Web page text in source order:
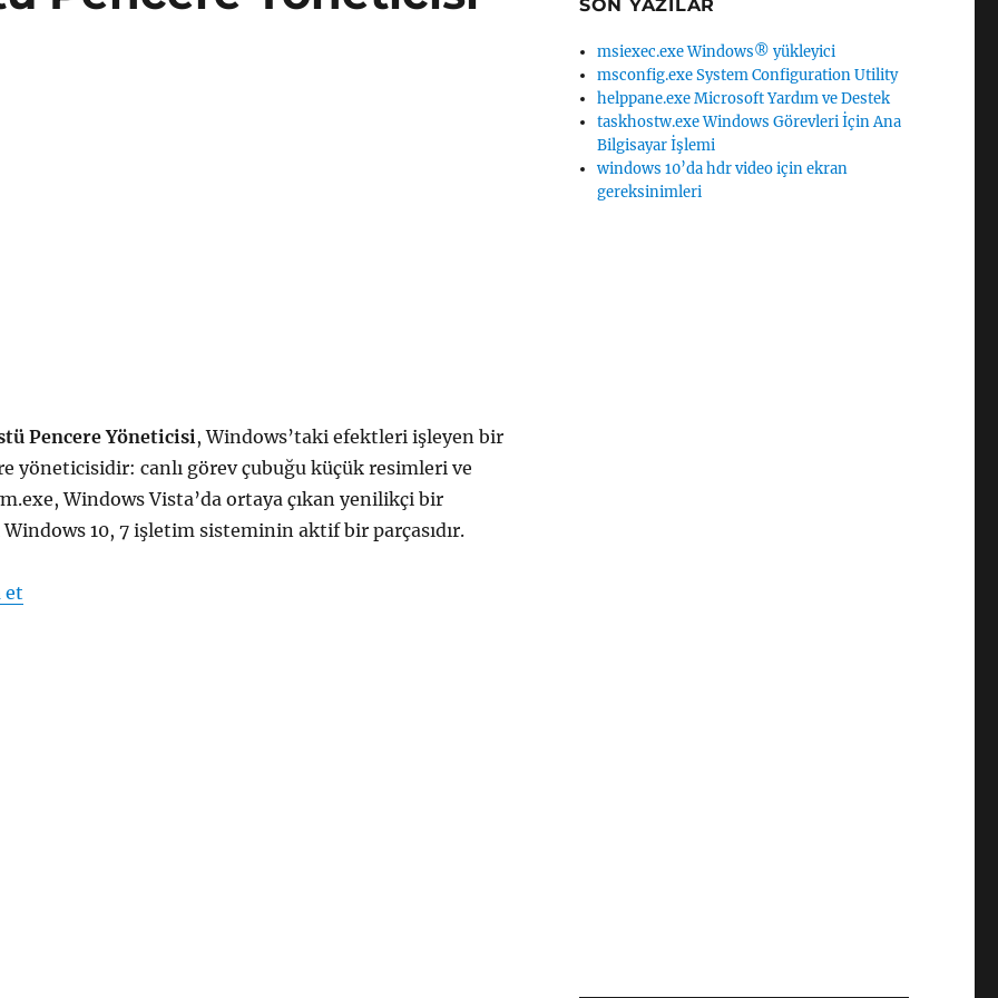
Pencere Yöneticisi, Windows’taki efektleri işleyen bir
yöneticisidir: canlı görev çubuğu küçük resimleri ve
Windows Vista’da ortaya çıkan yenilikçi bir
10, 7 işletim sisteminin aktif bir parçasıdır.
et“dwm.exe Masaüstü Pencere Yöneticisi”
SON YAZILAR
msiexec.exe Windows® yükleyici
msconfig.exe System Configuration Utility
helppane.exe Microsoft Yardım ve Destek
taskhostw.exe Windows Görevleri İçin Ana
Bilgisayar İşlemi
windows 10’da hdr video için ekran
gereksinimleri